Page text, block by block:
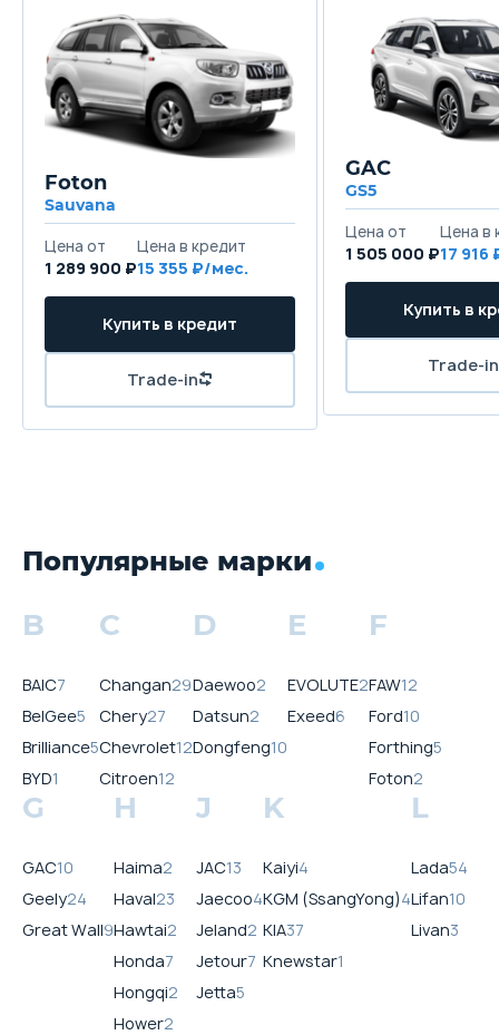
Foton
Sauvana
1 289 900 ₽15 355
GAC
GS5
1 505 000 ₽17 916
Популярные марки
B
BAIC7
BelGee5
Brilliance5
BYD1
C
Changan29
Chery27
Chevrolet12
Citroen12
D
Daewoo2
Datsun2
Dongfeng10
E
EVOLUTE2
Exeed6
F
FAW12
Ford10
Forthing5
Foton2
G
GAC10
Geely24
Great Wall9
H
Haima2
Haval23
Hawtai2
Honda7
Hongqi2
Hower2
J
JAC13
Jaecoo4
Jeland2
Jetour7
Jetta5
K
Kaiyi4
KGM (SsangYong)4
KIA37
Knewstar1
L
Lada54
Lifan10
Livan3